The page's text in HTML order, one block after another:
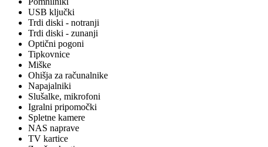
USB ključki
Trdi diski - notranji
Trdi diski - zunanji
Optični pogoni
Tipkovnice
Miške
Ohišja za računalnike
Napajalniki
Slušalke, mikrofoni
Igralni pripomočki
Spletne kamere
NAS naprave
TV kartice